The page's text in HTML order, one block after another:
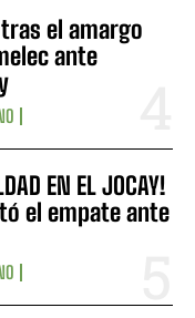
el amargo
ante
EN EL JOCAY!
el empate ante